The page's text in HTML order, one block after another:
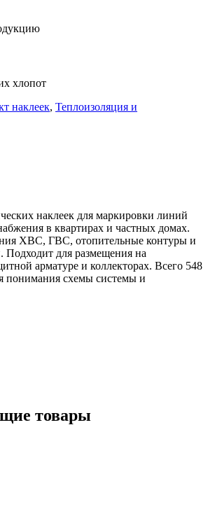
хлопот
наклеек, Теплоизоляция и
наклеек для маркировки линий
в квартирах и частных домах.
ХВС, ГВС, отопительные контуры и
Подходит для размещения на
арматуре и коллекторах. Всего 548
понимания схемы системы и
товары